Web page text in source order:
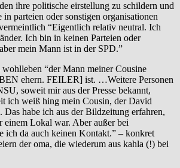
ihre politische eirstellung zu schildern und
parteien oder sonstigen organisationen
“Eigentlich relativ neutral. Ich
Ich bin in keinen Parteien oder
mein Mann ist in der SPD.”
wohlleben “der Mann meiner Cousine
ehern. FEILER] ist. …Weitere Personen
soweit mir aus der Presse bekannt,
ich weiß hing mein Cousin, der David
habe ich aus der Bildzeitung erfahren,
Lokal war. Aber außer bei
ich da auch keinen Kontakt.” – konkret
der oma, die wiederum aus kahla (!) bei